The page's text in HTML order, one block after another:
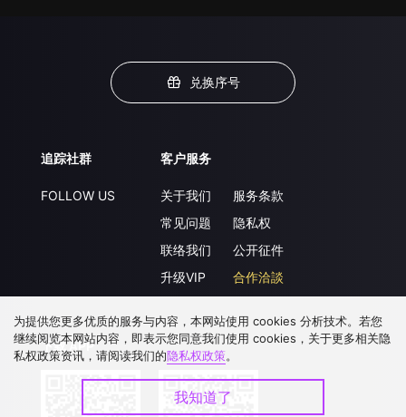
兑换序号
追踪社群
FOLLOW US
客户服务
关于我们
常见问题
联络我们
升级VIP
服务条款
隐私权
公开征件
合作洽談
下载 APP
为提供您更多优质的服务与内容，本网站使用 cookies 分析技术。若您
继续阅览本网站内容，即表示您同意我们使用 cookies，关于更多相关隐
私权政策资讯，请阅读我们的隐私权政策。
我知道了